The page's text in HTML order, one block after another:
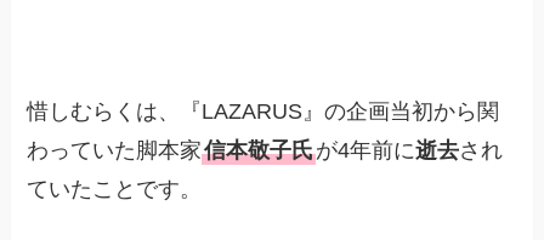
惜しむらくは、『LAZARUS』の企画当初から関
わっていた脚本家信本敬子氏が4年前に逝去され
ていたことです。